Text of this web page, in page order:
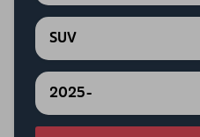
SUV
2025-